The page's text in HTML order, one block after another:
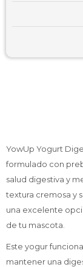
YowUp Yogurt
formulado con
salud digestiva y
textura cremosa y
una excelente
de tu mascota.
Este yogur
mantener una